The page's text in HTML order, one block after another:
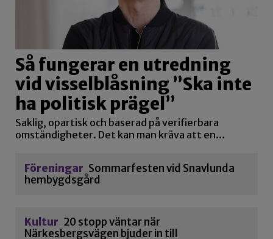
Så fungerar en utredning
vid visselblåsning ”Ska inte
ha politisk prägel”
Saklig, opartisk och baserad på verifierbara
omständigheter. Det kan man kräva att en…
Föreningar Sommarfesten vid Snavlunda
hembygdsgård
Kultur 20 stopp väntar när
Närkesbergsvägen bjuder in till